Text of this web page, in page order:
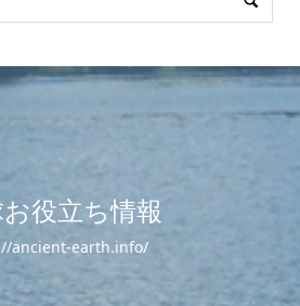
役立ち情報
ancient-earth.info/